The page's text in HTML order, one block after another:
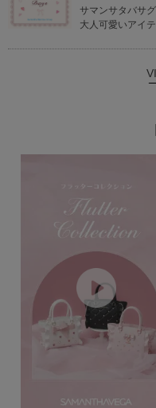
サマンサタバサ
大人可愛いアイ